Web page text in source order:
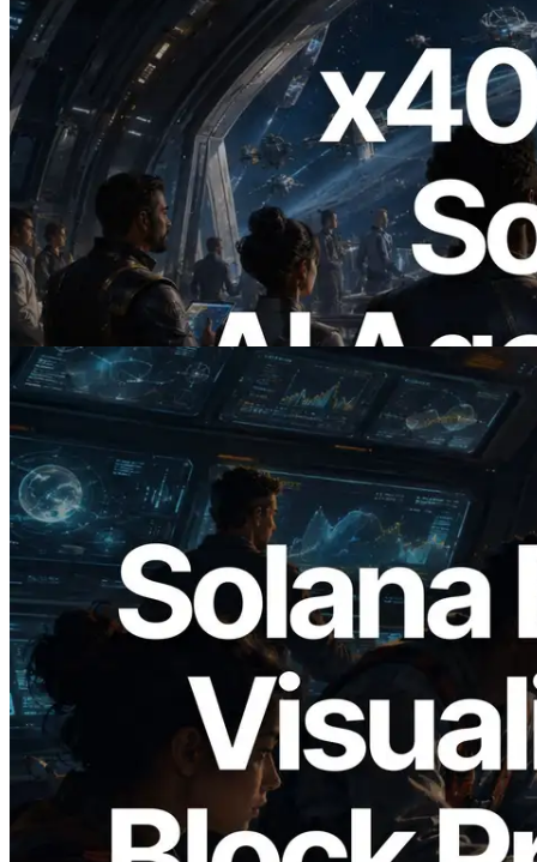
2026.07.04
ERPC lanza Solana RPC compatible con
x402 — La era en la que los agentes de IA
pagan bajo demanda por las API que
necesitan
Leer este artículo
2026.05.24
Validators Solutions lanza el Solana Block
Analyzer — Visualización del tiempo de
producción de bloque por slot y del
Validador asignado
Leer este artículo